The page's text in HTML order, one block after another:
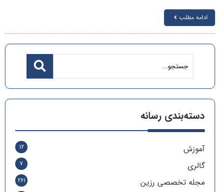
ادامه مطلب
دسته‌بندی رسانه
آموزش 12
گالری 7
مجله تخصصی رزین 261